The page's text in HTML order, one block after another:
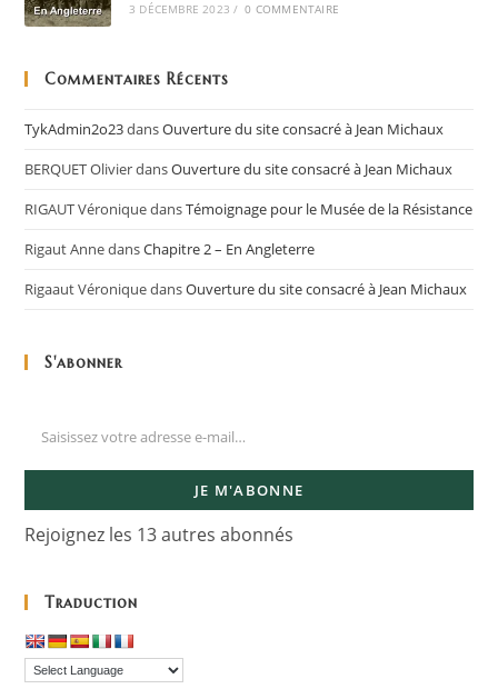
3 DÉCEMBRE 2023 / 0 COMMENTAIRE
Commentaires Récents
TykAdmin2o23dansOuverture du site consacré à Jean Michaux
BERQUET OlivierdansOuverture du site consacré à Jean Michaux
RIGAUT VéroniquedansTémoignage pour le Musée de la Résistance
Rigaut AnnedansChapitre 2 – En Angleterre
Rigaaut VéroniquedansOuverture du site consacré à Jean Michaux
S'abonner
JE M'ABONNE
Rejoignez les 13 autres abonnés
Traduction